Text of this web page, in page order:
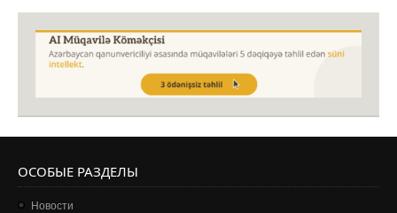
ОСОБЫЕ РАЗДЕЛЫ
Новости